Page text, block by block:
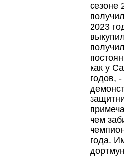
сезоне
2023
как у
годов,
чем
года.